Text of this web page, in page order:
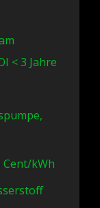
< 3 Jahre
kWh